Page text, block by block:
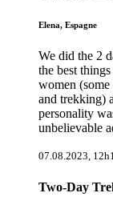
Elena, Espagne
We did the 2
the best
women
and trekking)
personality
unbelievable
07.08.2023,
Two-Day